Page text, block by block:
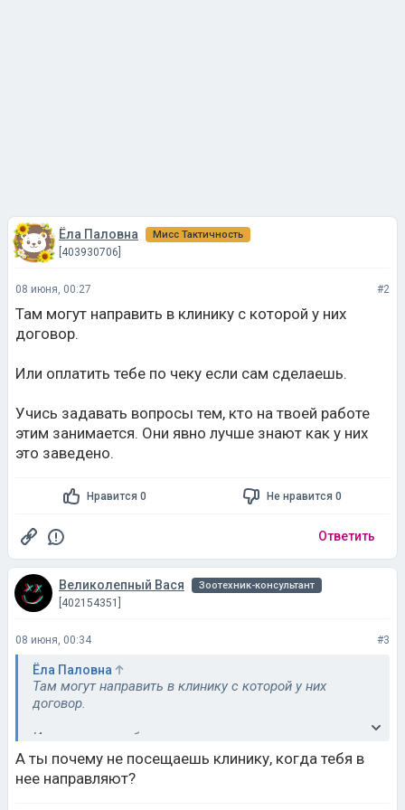
Ёла Паловна Мисс Тактичность
[403930706]
08 июня, 00:27 #2
Там могут направить в клинику с которой у них
договор.
Или оплатить тебе по чеку если сам сделаешь.
Учись задавать вопросы тем, кто на твоей работе
этим занимается. Они явно лучше знают как у них
это заведено.
Нравится 0 Не нравится 0
Ответить
Великолепный Вася Зоотехник-консультант
[402154351]
08 июня, 00:34 #3
Ёла Паловна
Там могут направить в клинику с которой у них
договор.
Или оплатить тебе по чеку если сам сделаешь.
Учись задавать вопросы тем, кто на твоей работе
этим занимается. Они явно лучше знают как у них это
А ты почему не посещаешь клинику, когда тебя в
нее направляют?